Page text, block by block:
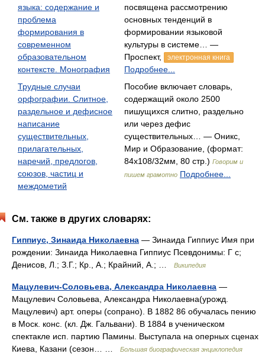
языка: содержание и
проблема
формирования в
современном
образовательном
контексте. Монография
посвящена рассмотрению
основных тенденций в
формировании языковой
культуры в системе… —
Проспект,
электронная книга
Подробнее...
Трудные случаи
орфографии. Слитное,
раздельное и дефисное
написание
существительных,
прилагательных,
наречий, предлогов,
союзов, частиц и
междометий
Пособие включает словарь,
содержащий около 2500
пишущихся слитно, раздельно
или через дефис
существительных… — Оникс,
Мир и Образование, (формат:
84x108/32мм, 80 стр.) Говорим и
пишем грамотно Подробнее...
См. также в других словарях:
Гиппиус, Зинаида Николаевна — Зинаида Гиппиус Имя при
рождении: Зинаида Николаевна Гиппиус Псевдонимы: Г с;
Денисов, Л.; З.Г.; Кр., А.; Крайний, А.; …
Википедия
Мацулевич-Соловьева, Александра Николаевна —
Мацулевич Соловьева, Александра Николаевна(урожд.
Мацулевич) арт. оперы (сопрано). В 1882 86 обучалась пению
в Моск. конс. (кл. Дж. Гальвани). В 1884 в ученическом
спектакле исп. партию Памины. Выступала на оперных сценах
Киева, Казани (сезон… …
Большая биографическая энциклопедия